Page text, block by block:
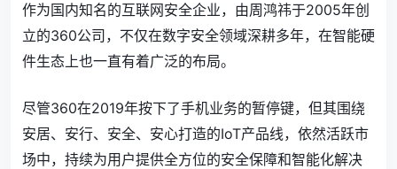
作为国内知名的互联网安全企业，由周鸿祎于2005年创
立的360公司，不仅在数字安全领域深耕多年，在智能硬
件生态上也一直有着广泛的布局。
尽管360在2019年按下了手机业务的暂停键，但其围绕
安居、安行、安全、安心打造的IoT产品线，依然活跃市
场中，持续为用户提供全方位的安全保障和智能化解决